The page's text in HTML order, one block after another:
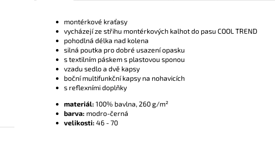
montérkové kraťasy
vycházejí ze střihu montérkových kalhot do pasu COOL TREND
pohodlná délka nad kolena
silná poutka pro dobré usazení opasku
s textilním páskem s plastovou sponou
vzadu sedlo a dvě kapsy
boční multifunkční kapsy na nohavicích
s reflexními doplňky
materiál: 100% bavlna, 260 g/m²
barva: modro-černá
velikosti: 46 - 70